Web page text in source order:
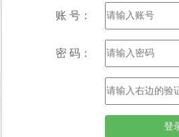
账 号：
密 码：